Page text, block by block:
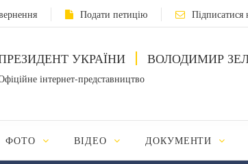
Подати петицію Підписатися
УКРАЇНИ ВОЛОДИМИР
інтернет-представництво
ФОТО ВІДЕО ДОКУМЕНТИ